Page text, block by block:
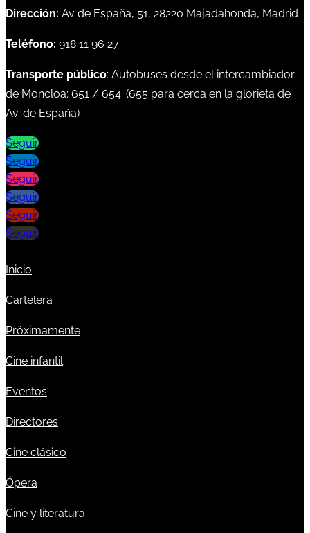
Dirección: Av de España, 51, 28220 Majadahonda, Madrid
Teléfono: 918 11 96 27
Transporte público: Autobuses desde el intercambiador
de Moncloa: 651 / 654. (655 para cerca en la glorieta de
Av. de España)
Seguir
Seguir
Seguir
Seguir
Seguir
Seguir
Inicio
Cartelera
Próximamente
Cine infantil
Eventos
Directores
Cine clásico
Ópera
Cine y literatura